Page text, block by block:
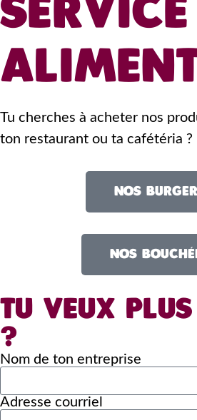
SERVICE
Tu cherches à acheter nos
ton restaurant ou ta cafétéria ?
NOS
NOS
TU VEUX
?
Nom de ton entreprise
Adresse courriel